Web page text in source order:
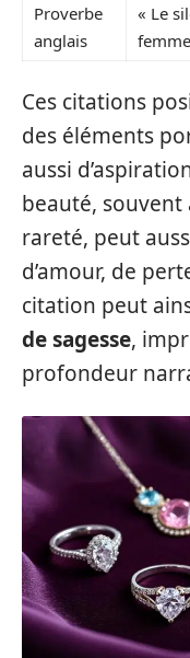
Proverbe
anglais
« Le
Ces citations
des éléments
aussi
beauté, souvent
rareté, peut
d’amour, de
citation peut
de sagesse,
profondeur